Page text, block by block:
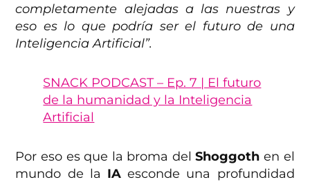
completamente alejadas a las nuestras y
eso es lo que podría ser el futuro de una
Inteligencia Artificial”.
SNACK PODCAST – Ep. 7 | El futuro
de la humanidad y la Inteligencia
Artificial
Por eso es que la broma delShoggothen el
mundo de la IA esconde una profundidad